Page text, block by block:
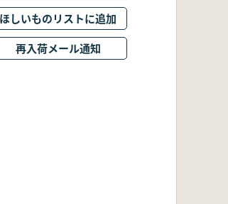
ほしいものリストに追加
再入荷メール通知